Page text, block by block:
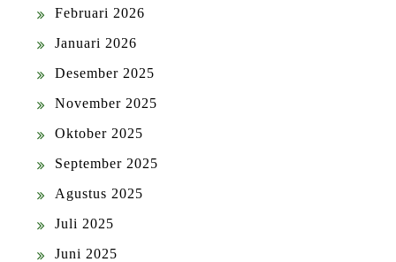
Februari 2026
Januari 2026
Desember 2025
November 2025
Oktober 2025
September 2025
Agustus 2025
Juli 2025
Juni 2025